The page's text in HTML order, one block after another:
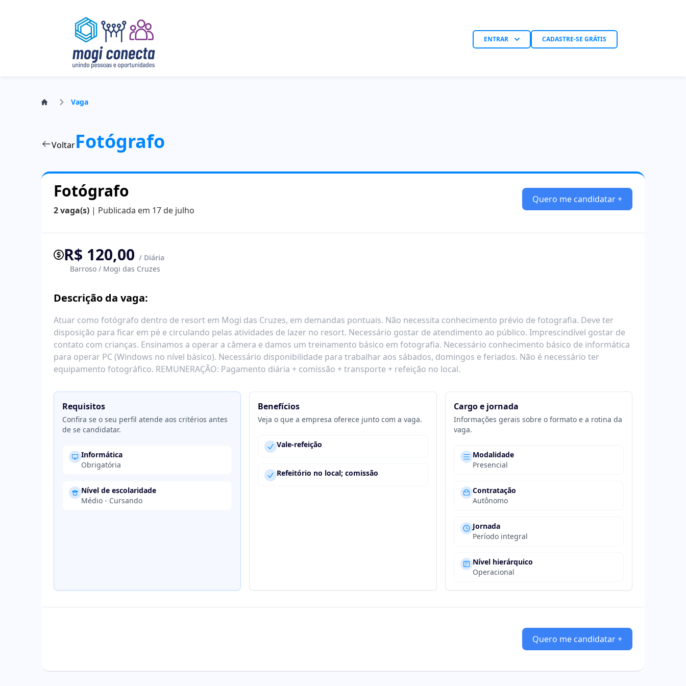
ENTRAR CADASTRE-SE GRÁTIS
Vaga
VoltarFotógrafo
Fotógrafo
2 vaga(s)| Publicada em 17 de julho
Quero me candidatar +
R$ 120,00 / Diária
Barroso / Mogi das Cruzes
Descrição da vaga:
Atuar como fotógrafo dentro de resort em Mogi das Cruzes, em demandas pontuais. Não necessita conhecimento prévio de fotografia. Deve ter
disposição para ficar em pé e circulando pelas atividades de lazer no resort. Necessário gostar de atendimento ao público. Imprescindível gostar de
contato com crianças. Ensinamos a operar a câmera e damos um treinamento básico em fotografia. Necessário conhecimento básico de informática
para operar PC (Windows no nível básico). Necessário disponibilidade para trabalhar aos sábados, domingos e feriados. Não é necessário ter
equipamento fotográfico. REMUNERAÇÃO: Pagamento diária + comissão + transporte + refeição no local.
Requisitos
Confira se o seu perfil atende aos critérios antes
de se candidatar.
Informática
Obrigatória
Nível de escolaridade
Médio - Cursando
Benefícios
Veja o que a empresa oferece junto com a vaga.
Vale-refeição
Refeitório no local; comissão
Cargo e jornada
Informações gerais sobre o formato e a rotina da
vaga.
Modalidade
Presencial
Contratação
Autônomo
Jornada
Período integral
Nível hierárquico
Operacional
Quero me candidatar +